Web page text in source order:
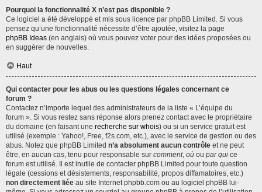
Pourquoi la fonctionnalité X n’est pas disponible ?
Ce logiciel a été développé et mis sous licence par phpBB Limited. Si vous
pensez qu’une fonctionnalité nécessite d’être ajoutée, visitez la page
phpBB Ideas (en anglais) où vous pouvez voter pour des idées proposées ou
en suggérer de nouvelles.
Haut
Qui contacter pour les abus ou les questions légales concernant ce
forum ?
Contactez n’importe lequel des administrateurs de la liste « L’équipe du
forum ». Si vous restez sans réponse alors prenez contact avec le propriétaire
du domaine (en faisant une recherche sur whois) ou si un service gratuit est
utilisé (exemple : Yahoo!, Free, f2s.com, etc.), avec le service de gestion ou des
abus. Notez que phpBB Limited n’a absolument aucun contrôle et ne peut
être, en aucun cas, tenu pour responsable sur comment, où ou par qui ce
forum est utilisé. Il est inutile de contacter phpBB Limited pour toute question
légale (cessions et désistements, responsabilité, propos diffamatoires, etc.)
non directement liée au site Internet phpbb.com ou au logiciel phpBB lui-